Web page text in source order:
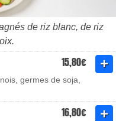
de riz blanc, de riz
15,80€
germes de soja,
16,80€